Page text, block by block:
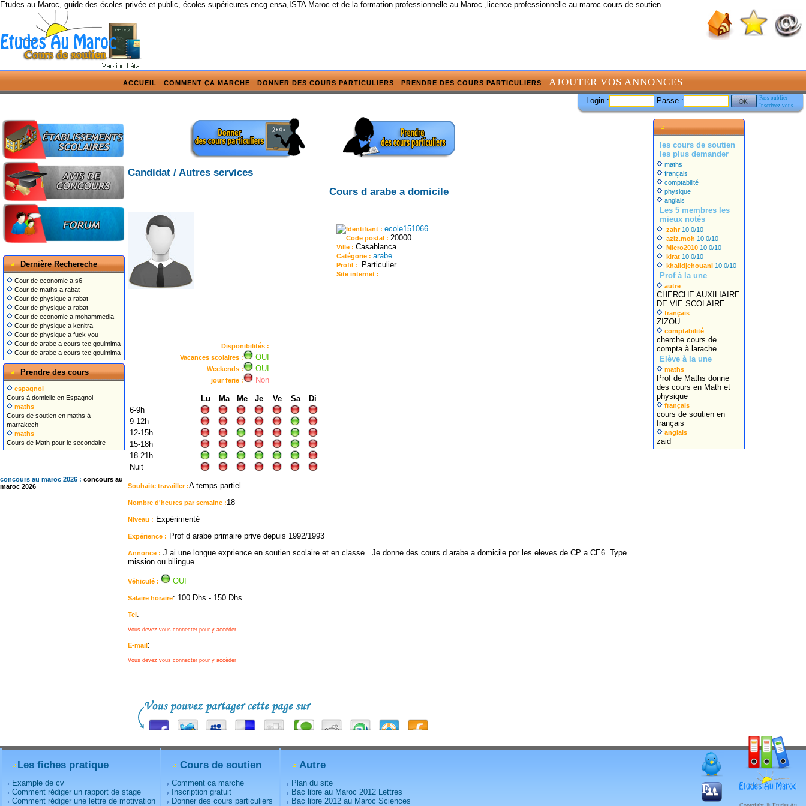
Etudes au Maroc, guide des écoles privée et public, écoles supérieures encg ensa,ISTA Maroc et de la formation professionnelle au Maroc ,licence professionnelle au maroc cours-de-soutien
ACCUEIL COMMENT ÇA MARCHE DONNER DES COURS PARTICULIERS PRENDRE DES COURS PARTICULIERS AJOUTER VOS ANNONCES
Login : Passe :
Pass oublier
Inscrivez-vous
Dernière Rechereche
Cour de economie a s6
Cour de maths a rabat
Cour de physique a rabat
Cour de physique a rabat
Cour de economie a mohammedia
Cour de physique a kenitra
Cour de physique a fuck you
Cour de arabe a cours tce goulmima
Cour de arabe a cours tce goulmima
Prendre des cours
espagnol
Cours à domicile en Espagnol
maths
Cours de soutien en maths à
marrakech
maths
Cours de Math pour le secondaire
concours au maroc 2026 : concours au
maroc 2026
Candidat / Autres services
Cours d arabe a domicile
Identifiant :ecole151066
Code postal : 20000
Ville :Casablanca
Catégorie :arabe
Profil : Particulier
Site internet :
Disponibilités :
Vacances scolaires :
OUI
Weekends : OUI
jour ferie : Non
Lu Ma Me Je Ve Sa
Di
6-9h
9-12h
12-15h
15-18h
18-21h
Nuit
Souhaite travailler :A temps partiel
Nombre d'heures par semaine :18
Niveau : Expérimenté
Expérience : Prof d arabe primaire prive depuis 1992/1993
Annonce : J ai une longue exprience en soutien scolaire et en classe . Je donne des cours d arabe a domicile por les eleves de CP a CE6. Type
mission ou bilingue
Véhiculé : OUI
Salaire horaire: 100 Dhs - 150 Dhs
Tel:
Vous devez vous connecter pour y accèder
E-mail:
Vous devez vous connecter pour y accèder
les cours de soutien
les plus demander
maths
français
comptabilité
physique
anglais
Les 5 membres les
mieux notés
zahr 10.0/10
aziz.moh 10.0/10
Micro2010 10.0/10
kirat 10.0/10
khalidjehouani 10.0/10
Prof à la une
autre
CHERCHE AUXILIAIRE
DE VIE SCOLAIRE
français
ZIZOU
comptabilité
cherche cours de
compta à larache
Elève à la une
maths
Prof de Maths donne
des cours en Math et
physique
français
cours de soutien en
français
anglais
zaid
Les fiches pratique
Example de cv
Comment rédiger un rapport de stage
Comment rédiger une lettre de motivation
Cours de soutien
Comment ca marche
Inscription gratuit
Donner des cours particuliers
Autre
Plan du site
Bac libre au Maroc 2012 Lettres
Bac libre 2012 au Maroc Sciences